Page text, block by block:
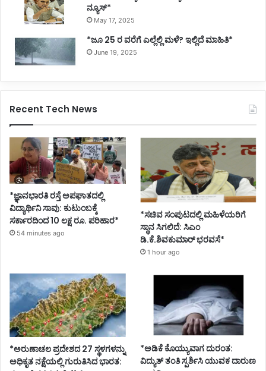
ನ್ಯೂಸ್*
May 17, 2025
*ಜೂ 25 ರ ವರೆಗೆ ಎಲ್ಲೆಲ್ಲಿ ಮಳೆ? ಇಲ್ಲಿದೆ ಮಾಹಿತಿ*
June 19, 2025
Recent Tech News
*ಜ್ಞಾನಭಾರತಿ ರಸ್ತೆ ಅಪಘಾತದಲ್ಲಿ
ವಿದ್ಯಾರ್ಥಿನಿ ಸಾವು: ಕುಟುಂಬಕ್ಕೆ
ಸರ್ಕಾರದಿಂದ 10 ಲಕ್ಷ ರೂ. ಪರಿಹಾರ*
54 minutes ago
*ಸಚಿವ ಸಂಪುಟದಲ್ಲಿ ಮಹಿಳೆಯರಿಗೆ
ಸ್ಥಾನ ಸಿಗಲಿದೆ: ಸಿಎಂ
ಡಿ.ಕೆ.ಶಿವಕುಮಾರ್ ಭರವಸೆ*
1 hour ago
*ಅರುಣಾಚಲ ಪ್ರದೇಶದ 27 ಸ್ಥಳಗಳನ್ನು
ಅಧಿಕೃತ ನಕ್ಷೆಯಲ್ಲಿ ಗುರುತಿಸಿದ ಭಾರತ:
*ಅಡಿಕೆ ಕೊಯ್ಯುವಾಗ ದುರಂತ:
ವಿದ್ಯುತ್ ತಂತಿ ಸ್ಪರ್ಶಿಸಿ ಯುವಕ ದಾರುಣ